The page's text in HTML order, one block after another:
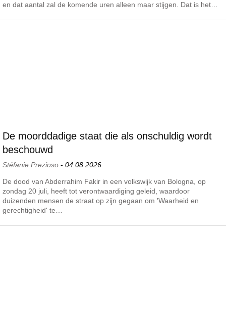
en dat aantal zal de komende uren alleen maar stijgen. Dat is het…
De moorddadige staat die als onschuldig wordt
beschouwd
Stéfanie Prezioso - 04.08.2026
De dood van Abderrahim Fakir in een volkswijk van Bologna, op
zondag 20 juli, heeft tot verontwaardiging geleid, waardoor
duizenden mensen de straat op zijn gegaan om 'Waarheid en
gerechtigheid' te…